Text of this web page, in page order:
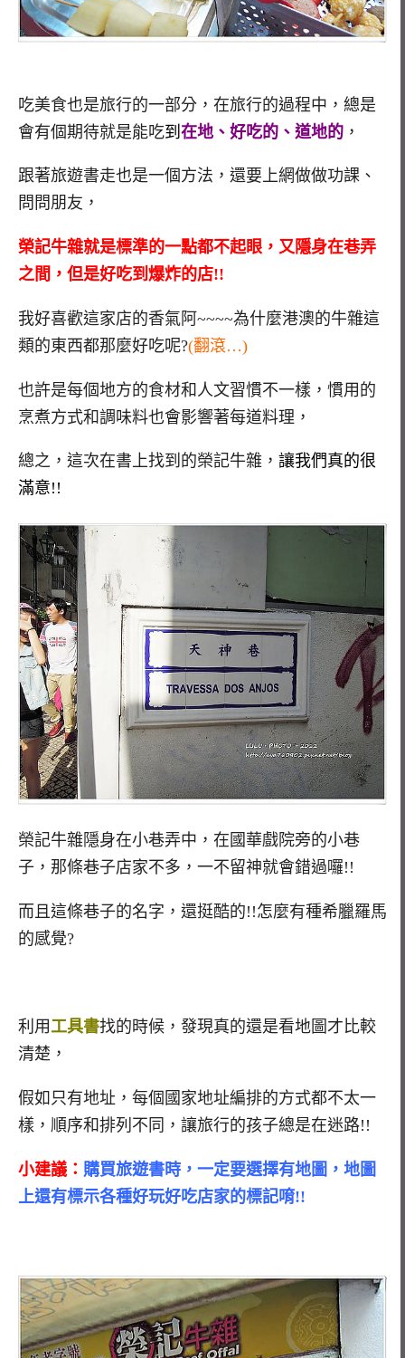
吃美食也是旅行的一部分，在旅行的過程中，總是
會有個期待就是能吃到 在地、好吃的、道地的 ，
跟著旅遊書走也是一個方法，還要上網做做功課、
問問朋友，
榮記牛雜就是標準的一點都不起眼，又隱身在巷弄
之間，但是好吃到爆炸的店!!
我好喜歡這家店的香氣阿~~~~為什麼港澳的牛雜這
類的東西都那麼好吃呢?(翻滾…)
也許是每個地方的食材和人文習慣不一樣，慣用的
烹煮方式和調味料也會影響著每道料理，
總之，這次在書上找到的榮記牛雜， 讓我們真的很
滿意!!
榮記牛雜隱身在小巷弄中，在國華戲院旁的小巷
子，那條巷子店家不多，一不留神就會錯過囉!!
而且這條巷子的名字，還挺酷的!!怎麼有種希臘羅馬
的感覺?
利用 工具書找的時候，發現真的還是看地圖才比較
清楚，
假如只有地址，每個國家地址編排的方式都不太一
樣，順序和排列不同，讓旅行的孩子總是在迷路!!
小建議： 購買旅遊書時，一定要選擇有地圖，地圖
上還有標示各種好玩好吃店家的標記唷!!